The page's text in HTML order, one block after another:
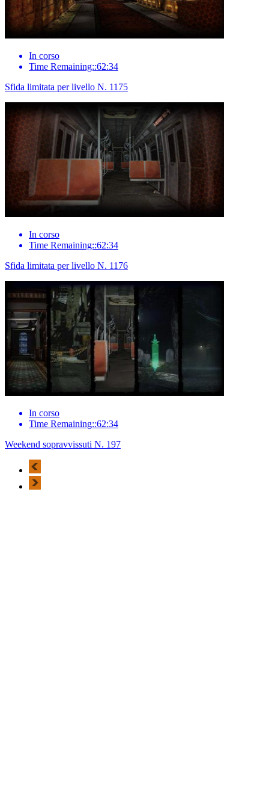
In corso
Time Remaining::62:34
Sfida limitata per livello N. 1175
In corso
Time Remaining::62:34
Sfida limitata per livello N. 1176
In corso
Time Remaining::62:34
Weekend sopravvissuti N. 197